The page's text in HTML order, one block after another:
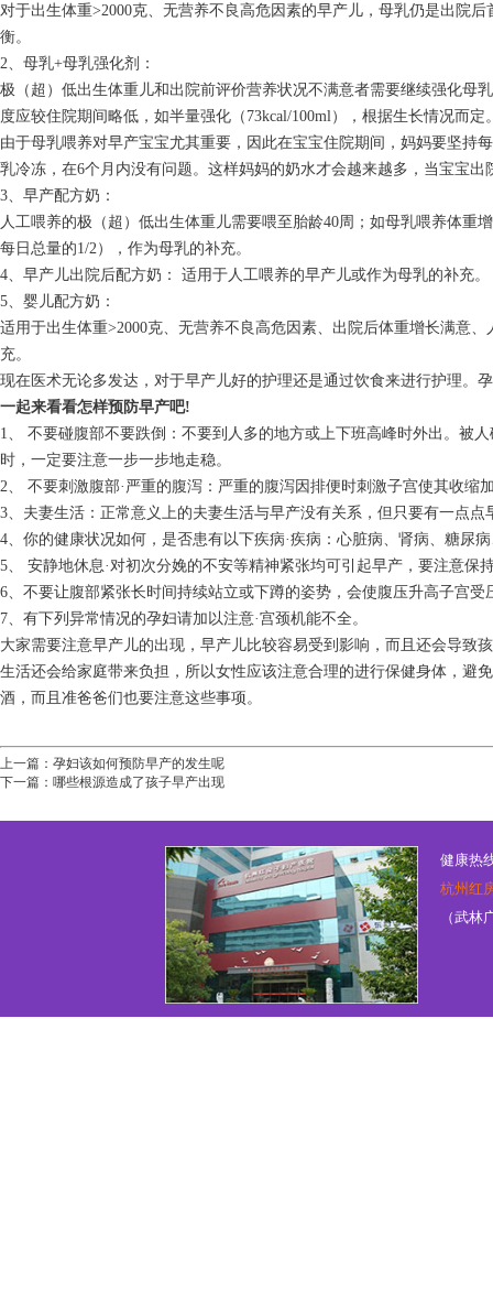
对于出生体重>2000克、无营养不良高危因素的早产儿，母乳仍是出院
衡。
2、母乳+母乳强化剂：
极（超）低出生体重儿和出院前评价营养状况不满意者需要继续强化母
度应较住院期间略低，如半量强化（73kcal/100ml），根据生长情况而定
由于母乳喂养对早产宝宝尤其重要，因此在宝宝住院期间，妈妈要坚持
乳冷冻，在6个月内没有问题。这样妈妈的奶水才会越来越多，当宝宝出
3、早产配方奶：
人工喂养的极（超）低出生体重儿需要喂至胎龄40周；如母乳喂养体重
每日总量的1/2），作为母乳的补充。
4、早产儿出院后配方奶： 适用于人工喂养的早产儿或作为母乳的补充。
5、婴儿配方奶：
适用于出生体重>2000克、无营养不良高危因素、出院后体重增长满意
充。
现在医术无论多发达，对于早产儿好的护理还是通过饮食来进行护理。
一起来看看怎样预防早产吧!
1、 不要碰腹部不要跌倒：不要到人多的地方或上下班高峰时外出。被
时，一定要注意一步一步地走稳。
2、 不要刺激腹部·严重的腹泻：严重的腹泻因排便时刺激子宫使其收缩
3、夫妻生活：正常意义上的夫妻生活与早产没有关系，但只要有一点
4、你的健康状况如何，是否患有以下疾病·疾病：心脏病、肾病、糖尿
5、 安静地休息·对初次分娩的不安等精神紧张均可引起早产，要注意保
6、不要让腹部紧张长时间持续站立或下蹲的姿势，会使腹压升高子宫受
7、有下列异常情况的孕妇请加以注意·宫颈机能不全。
大家需要注意早产儿的出现，早产儿比较容易受到影响，而且还会导致
生活还会给家庭带来负担，所以女性应该注意合理的进行保健身体，避
酒，而且准爸爸们也要注意这些事项。
上一篇： 孕妇该如何预防早产的发生呢
下一篇： 哪些根源造成了孩子早产出现
健康热
杭州红
（武